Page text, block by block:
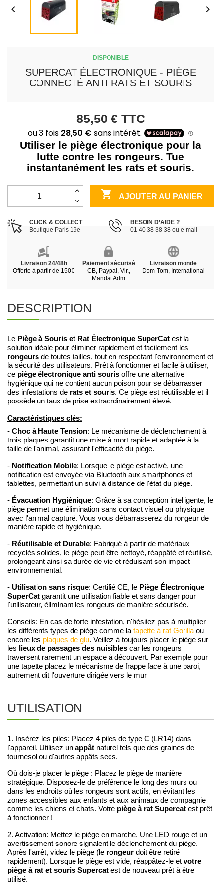
 
DISPONIBLE
SUPERCAT ÉLECTRONIQUE - PIÈGE
CONNECTÉ ANTI RATS ET SOURIS
85,50 € TTC
Utiliser le piège électronique pour la
lutte contre les rongeurs. Tue
instantanément les rats et souris.
 AJOUTER AU PANIER
CLICK & COLLECT
Boutique Paris 19e
BESOIN D’AIDE ?
01 40 38 38 38 ou e-mail
Livraison 24/48h
Offerte à partir de 150€
Paiement sécurisé
CB, Paypal, Vir.,
Mandat Adm
Livraison monde
Dom-Tom, International
DESCRIPTION
Le Piège à Souris et Rat Électronique SuperCat est la
solution idéale pour éliminer rapidement et facilement les
rongeurs de toutes tailles, tout en respectant l'environnement et
la sécurité des utilisateurs. Prêt à fonctionner et facile à utiliser,
ce piège électronique anti souris offre une alternative
hygiénique qui ne contient aucun poison pour se débarrasser
des infestations de rats et souris. Ce piège est réutilisable et il
possède un taux de prise extraordinairement élevé.
Caractéristiques clés:
- Choc à Haute Tension: Le mécanisme de déclenchement à
trois plaques garantit une mise à mort rapide et adaptée à la
taille de l'animal, assurant l'efficacité du piège.
- Notification Mobile: Lorsque le piège est activé, une
notification est envoyée via Bluetooth aux smartphones et
tablettes, permettant un suivi à distance de l'état du piège.
- Évacuation Hygiénique: Grâce à sa conception intelligente, le
piège permet une élimination sans contact visuel ou physique
avec l'animal capturé. Vous vous débarrasserez du rongeur de
manière rapide et hygiénique.
- Réutilisable et Durable: Fabriqué à partir de matériaux
recyclés solides, le piège peut être nettoyé, réappâté et réutilisé,
prolongeant ainsi sa durée de vie et réduisant son impact
environnemental.
- Utilisation sans risque: Certifié CE, le Piège Électronique
SuperCat garantit une utilisation fiable et sans danger pour
l'utilisateur, éliminant les rongeurs de manière sécurisée.
Conseils: En cas de forte infestation, n'hésitez pas à multiplier
les différents types de piège comme latapette à rat Gorillaou
encore les plaques de glu. Veillez à toujours placer le piège sur
les
lieux de passages des nuisibles car les rongeurs
traversent rarement un espace à découvert. Par exemple pour
une tapette placez le mécanisme de frappe face à une paroi,
autrement dit l'ouverture dirigée vers le mur.
UTILISATION
1. Insérez les piles: Placez 4 piles de type C (LR14) dans
l'appareil. Utilisez un appât naturel tels que des graines de
tournesol ou d'autres appâts secs.
Où dois-je placer le piège : Placez le piège de manière
stratégique. Disposez-le de préférence le long des murs ou
dans les endroits où les rongeurs sont actifs, en évitant les
zones accessibles aux enfants et aux animaux de compagnie
comme les chiens et chats. Votre piège à rat Supercat est prêt
à fonctionner !
2. Activation: Mettez le piège en marche. Une LED rouge et un
avertissement sonore signalent le déclenchement du piège.
Après l'arrêt, videz le piège (le rongeur doit être retiré
rapidement). Lorsque le piège est vide, réappâtez-le et votre
piège à rat et souris Supercat est de nouveau prêt à être
utilisé.